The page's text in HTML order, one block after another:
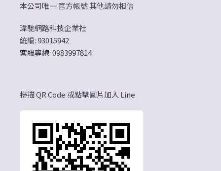
本公司唯一 官方帳號 其他請勿相信
瑋馳網路科技企業社
統編: 93015942
客服專線: 0983997814
掃描 QR Code 或點擊圖片加入 Line